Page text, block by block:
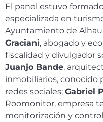
El panel estuvo
especializada en
Ayuntamiento de
Graciani, abogado y
fiscalidad y divulgador
Juanjo Bande,
inmobiliarios, conocido
redes sociales; Gabriel
Roomonitor, empresa
monitorización y